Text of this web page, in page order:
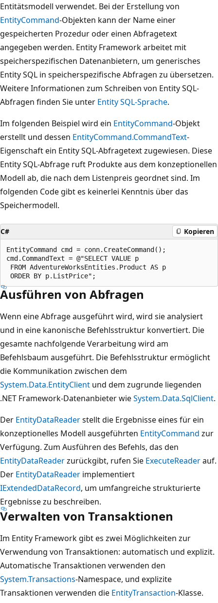
Entitätsmodell verwendet. Bei der Erstellung von
EntityCommand-Objekten kann der Name einer
gespeicherten Prozedur oder einen Abfragetext
angegeben werden. Entity Framework arbeitet mit
speicherspezifischen Datenanbietern, um generisches
Entity SQL in speicherspezifische Abfragen zu übersetzen.
Weitere Informationen zum Schreiben von Entity SQL-
Abfragen finden Sie unter Entity SQL-Sprache.
Im folgenden Beispiel wird ein EntityCommand-Objekt
erstellt und dessen EntityCommand.CommandText-
Eigenschaft ein Entity SQL-Abfragetext zugewiesen. Diese
Entity SQL-Abfrage ruft Produkte aus dem konzeptionellen
Modell ab, die nach dem Listenpreis geordnet sind. Im
folgenden Code gibt es keinerlei Kenntnis über das
Speichermodell.
C# Kopieren
EntityCommand cmd = conn.CreateCommand();
cmd.CommandText = @"SELECT VALUE p
FROM AdventureWorksEntities.Product AS p
Ausführen von Abfragen
Wenn eine Abfrage ausgeführt wird, wird sie analysiert
und in eine kanonische Befehlsstruktur konvertiert. Die
gesamte nachfolgende Verarbeitung wird am
Befehlsbaum ausgeführt. Die Befehlsstruktur ermöglicht
die Kommunikation zwischen dem
System.Data.EntityClient und dem zugrunde liegenden
.NET Framework-Datenanbieter wieSystem.Data.SqlClient.
Der EntityDataReaderstellt die Ergebnisse eines für ein
konzeptionelles Modell ausgeführten EntityCommand zur
Verfügung. Zum Ausführen des Befehls, das den
EntityDataReaderzurückgibt, rufen Sie ExecuteReaderauf.
Der EntityDataReader implementiert
IExtendedDataRecord, um umfangreiche strukturierte
Ergebnisse zu beschreiben.
Verwalten von Transaktionen
Im Entity Framework gibt es zwei Möglichkeiten zur
Verwendung von Transaktionen: automatisch und explizit.
Automatische Transaktionen verwenden den
System.Transactions-Namespace, und explizite
Transaktionen verwenden die EntityTransaction-Klasse.